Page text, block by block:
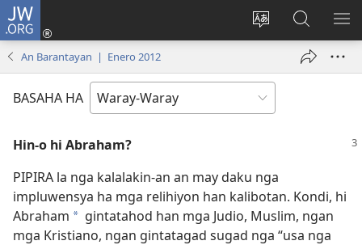
JW.ORG
Balyui
yinaknan
an
site
Pag-
log
new
Pamiling
ha
JW.ORG
An Barantayan | Enero 2012
BASAHA HA
Hin-o hi Abraham?
PIPIRA la nga kalalakin-an an may daku nga
impluwensya ha mga relihiyon han kalibotan. Kondi, hi
Abraham * gintatahod han mga Judio, Muslim, ngan
mga Kristiano, ngan gintatagad sugad nga “usa nga